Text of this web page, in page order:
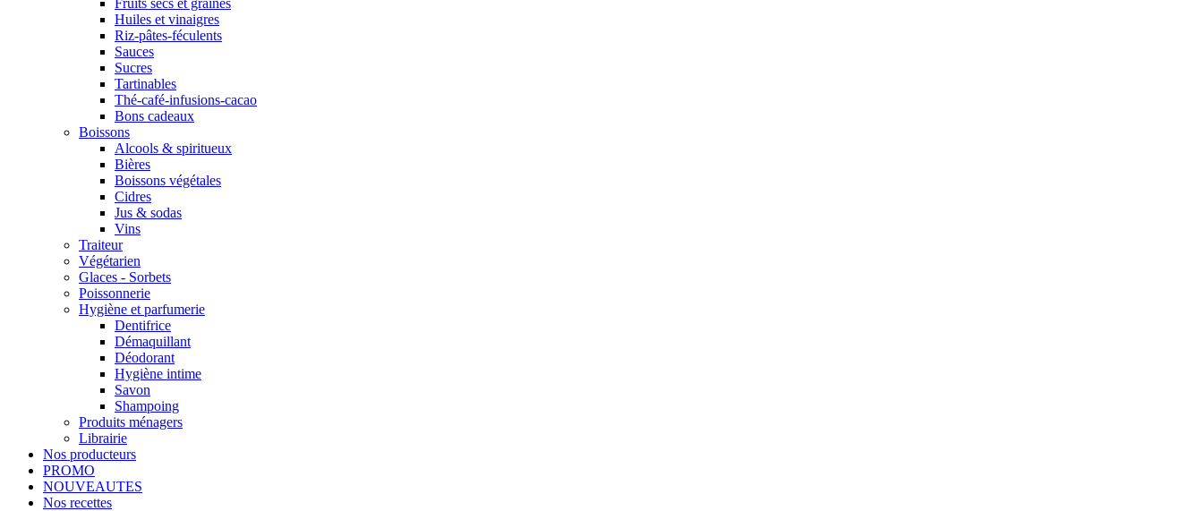
Fruits secs et graines
Huiles et vinaigres
Riz-pâtes-féculents
Sauces
Sucres
Tartinables
Thé-café-infusions-cacao
Bons cadeaux
Boissons
Alcools & spiritueux
Bières
Boissons végétales
Cidres
Jus & sodas
Vins
Traiteur
Végétarien
Glaces - Sorbets
Poissonnerie
Hygiène et parfumerie
Dentifrice
Démaquillant
Déodorant
Hygiène intime
Savon
Shampoing
Produits ménagers
Librairie
Nos producteurs
PROMO
NOUVEAUTES
Nos recettes